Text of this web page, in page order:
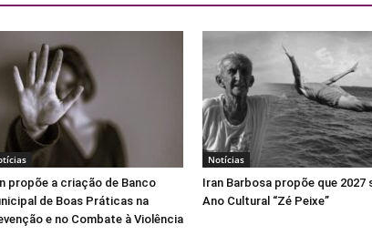
propõe a criação de Banco
de Boas Práticas na
e no Combate à Violência
Notícias
Iran Barbosa propõe que 2027
Ano Cultural “Zé Peixe”